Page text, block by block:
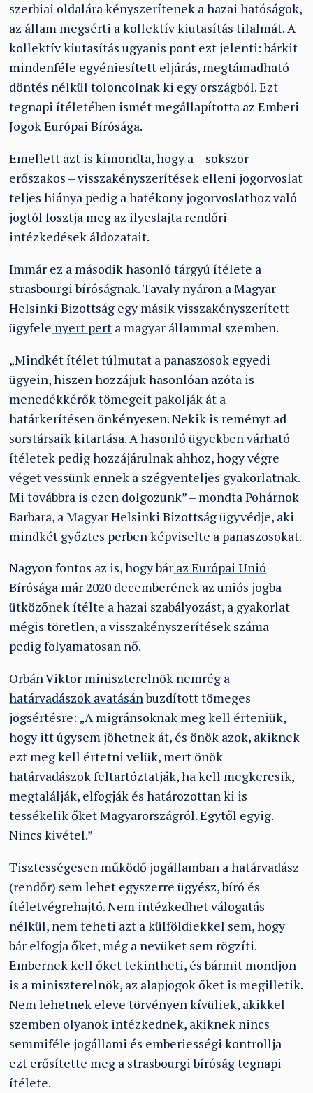
szerbiai oldalára kényszerítenek a hazai hatóságok,
az állam megsérti a kollektív kiutasítás tilalmát. A
kollektív kiutasítás ugyanis pont ezt jelenti: bárkit
mindenféle egyéniesített eljárás, megtámadható
döntés nélkül toloncolnak ki egy országból. Ezt
tegnapi ítéletében ismét megállapította az Emberi
Jogok Európai Bírósága.
Emellett azt is kimondta, hogy a – sokszor
erőszakos – visszakényszerítések elleni jogorvoslat
teljes hiánya pedig a hatékony jogorvoslathoz való
jogtól fosztja meg az ilyesfajta rendőri
intézkedések áldozatait.
Immár ez a második hasonló tárgyú ítélete a
strasbourgi bíróságnak. Tavaly nyáron a Magyar
Helsinki Bizottság egy másik visszakényszerített
ügyfele nyert pert a magyar állammal szemben.
„Mindkét ítélet túlmutat a panaszosok egyedi
ügyein, hiszen hozzájuk hasonlóan azóta is
menedékkérők tömegeit pakolják át a
határkerítésen önkényesen. Nekik is reményt ad
sorstársaik kitartása. A hasonló ügyekben várható
ítéletek pedig hozzájárulnak ahhoz, hogy végre
véget vessünk ennek a szégyenteljes gyakorlatnak.
Mi továbbra is ezen dolgozunk” – mondta Pohárnok
Barbara, a Magyar Helsinki Bizottság ügyvédje, aki
mindkét győztes perben képviselte a panaszosokat.
Nagyon fontos az is, hogy bár az Európai Unió
Bírósága már 2020 decemberének az uniós jogba
ütközőnek ítélte a hazai szabályozást, a gyakorlat
mégis töretlen, a visszakényszerítések száma
pedig folyamatosan nő.
Orbán Viktor miniszterelnök nemrég a
határvadászok avatásánbuzdított tömeges
jogsértésre: „A migránsoknak meg kell érteniük,
hogy itt úgysem jöhetnek át, és önök azok, akiknek
ezt meg kell értetni velük, mert önök
határvadászok feltartóztatják, ha kell megkeresik,
megtalálják, elfogják és határozottan ki is
tessékelik őket Magyarországról. Egytől egyig.
Nincs kivétel.”
Tisztességesen működő jogállamban a határvadász
(rendőr) sem lehet egyszerre ügyész, bíró és
ítéletvégrehajtó. Nem intézkedhet válogatás
nélkül, nem teheti azt a külföldiekkel sem, hogy
bár elfogja őket, még a nevüket sem rögzíti.
Embernek kell őket tekintheti, és bármit mondjon
is a miniszterelnök, az alapjogok őket is megilletik.
Nem lehetnek eleve törvényen kívüliek, akikkel
szemben olyanok intézkednek, akiknek nincs
semmiféle jogállami és emberiességi kontrollja –
ezt erősítette meg a strasbourgi bíróság tegnapi
ítélete.